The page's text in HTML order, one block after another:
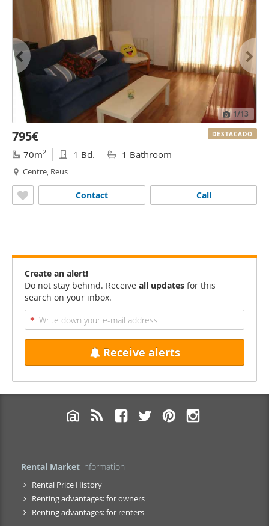
1/13
795€
70m2 1 Bd. 1 Bathroom
Centre, Reus
Call
Contact
DESTACADO
Create an alert!
Do not stay behind. Receive all updates for this
search on your inbox.
Receive alerts
Rental Market information
Rental Price History
Renting advantages: for owners
Renting advantages: for renters